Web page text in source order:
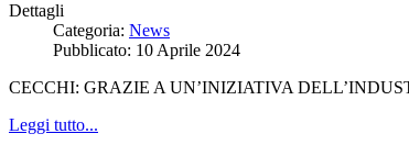
Dettagli
Categoria: News
Pubblicato: 10 Aprile 2024
CECCHI: GRAZIE A UN’INIZIATIVA
Leggi tutto...